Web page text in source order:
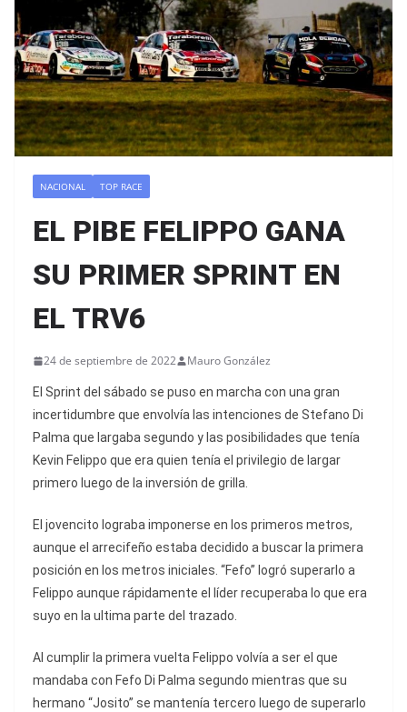
NACIONAL TOP RACE
EL PIBE FELIPPO GANA
SU PRIMER SPRINT EN
EL TRV6
24 de septiembre de 2022 Mauro González
El Sprint del sábado se puso en marcha con una gran
incertidumbre que envolvía las intenciones de Stefano Di
Palma que largaba segundo y las posibilidades que tenía
Kevin Felippo que era quien tenía el privilegio de largar
primero luego de la inversión de grilla.
El jovencito lograba imponerse en los primeros metros,
aunque el arrecifeño estaba decidido a buscar la primera
posición en los metros iniciales. “Fefo” logró superarlo a
Felippo aunque rápidamente el líder recuperaba lo que era
suyo en la ultima parte del trazado.
Al cumplir la primera vuelta Felippo volvía a ser el que
mandaba con Fefo Di Palma segundo mientras que su
hermano “Josito” se mantenía tercero luego de superarlo